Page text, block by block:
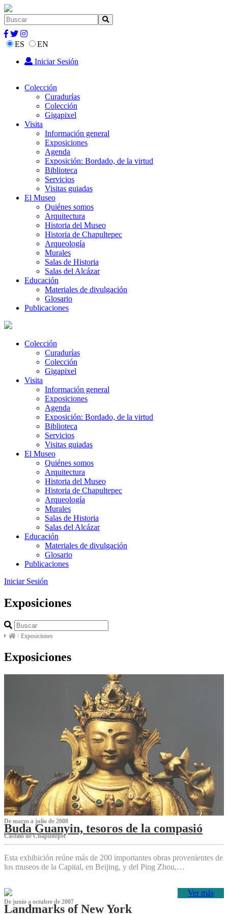
ES
EN
Iniciar Sesión
Colección
Curadurías
Colección
Gigapixel
Visita
Información general
Exposiciones
Agenda
Exposición: Bordado, de la virtud
Biblioteca
Servicios
Visitas guiadas
El Museo
Quiénes somos
Arquitectura
Historia del Museo
Historia de Chapultepec
Arqueología
Murales
Salas de Historia
Salas del Alcázar
Educación
Materiales de divulgación
Glosario
Publicaciones
Colección
Curadurías
Colección
Gigapixel
Visita
Información general
Exposiciones
Agenda
Exposición: Bordado, de la virtud
Biblioteca
Servicios
Visitas guiadas
El Museo
Quiénes somos
Arquitectura
Historia del Museo
Historia de Chapultepec
Arqueología
Murales
Salas de Historia
Salas del Alcázar
Educación
Materiales de divulgación
Glosario
Publicaciones
Iniciar Sesión
Exposiciones
/ Exposiciones
Exposiciones
De marzo a julio de 2008
Buda Guanyin, tesoros de la compasió
Castillo de Chapultepec
Esta exhibición reúne más de 200 importantes obras provenientes de
los museos de la Capital, en Beijing, y del Ping Zhou,…
Ver más
De junio a octubre de 2007
Landmarks of New York